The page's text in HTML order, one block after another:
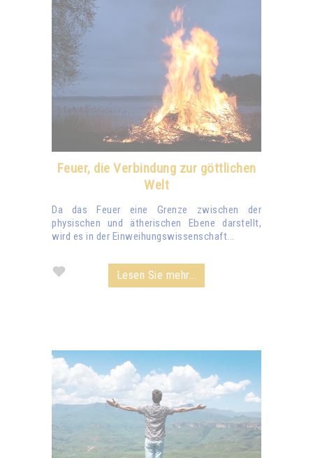
Feuer, die Verbindung zur göttlichen
Welt
Da das Feuer eine Grenze zwischen der
physischen und ätherischen Ebene darstellt,
wird es in der Einweihungswissenschaft...
Lesen Sie mehr...